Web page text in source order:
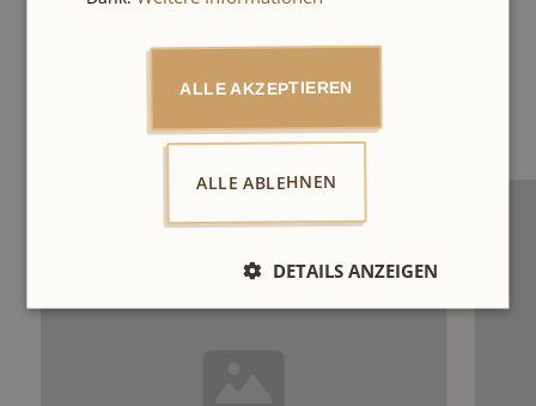
Erwähnte Touren
ALLE AKZEPTIEREN
ALLE ABLEHNEN
DETAILS ANZEIGEN